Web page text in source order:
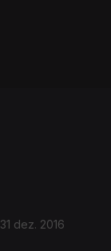
31 dez. 2016